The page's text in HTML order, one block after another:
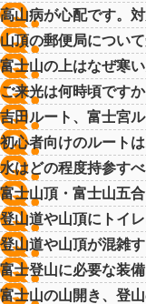
高山病が心配です。
山頂の郵便局につい
富士山の上はなぜ寒
ご来光は何時頃ですか
吉田ルート、富士宮
初心者向けのルート
水はどの程度持参す
富士山頂・富士山五
登山道や山頂にトイ
登山道や山頂が混雑
富士登山に必要な装
富士山の山開き、登